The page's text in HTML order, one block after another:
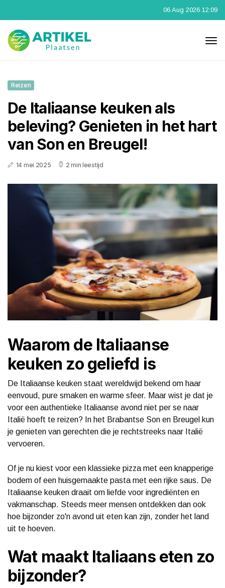
06 Aug 2026 12:09
Reizen
De Italiaanse keuken als
beleving? Genieten in het hart
van Son en Breugel!
14 mei 2025 2 min leestijd
Waarom de Italiaanse
keuken zo geliefd is
De Italiaanse keuken staat wereldwijd bekend om haar
eenvoud, pure smaken en warme sfeer. Maar wist je dat je
voor een authentieke Italiaanse avond niet per se naar
Italië hoeft te reizen? In het Brabantse Son en Breugel kun
je genieten van gerechten die je rechtstreeks naar Italië
vervoeren.
Of je nu kiest voor een klassieke pizza met een knapperige
bodem of een huisgemaakte pasta met een rijke saus. De
Italiaanse keuken draait om liefde voor ingrediënten en
vakmanschap. Steeds meer mensen ontdekken dan ook
hoe bijzonder zo'n avond uit eten kan zijn, zonder het land
uit te hoeven.
Wat maakt Italiaans eten zo
bijzonder?